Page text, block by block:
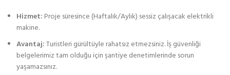
Hizmet: Proje süresince (Haftalık/Aylık) sessiz çalışacak elektrikli
makine.
Avantaj:Turistleri gürültüyle rahatsız etmezsiniz. İş güvenliği
belgelerimiz tam olduğu için şantiye denetimlerinde sorun
yaşamazsınız.